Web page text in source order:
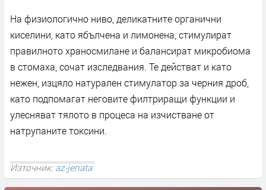
На физиологично ниво, деликатните органични
киселини, като ябълчена и лимонена, стимулират
правилното храносмилане и балансират микробиома
в стомаха, сочат изследвания. Те действат и като
нежен, изцяло натурален стимулатор за черния дроб,
като подпомагат неговите филтриращи функции и
улесняват тялото в процеса на изчистване от
натрупаните токсини.
Източник:az-jenata